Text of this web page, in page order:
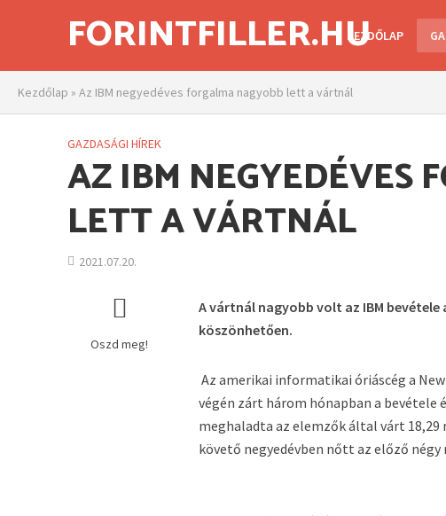
FORINTFILLER.HUKEZDŐLAP
Kezdőlap » Az IBM negyedéves forgalma nagyobb lett a vártnál
GAZDASÁGI HÍREK
AZ IBM NEGYEDÉVES
LETT A VÁRTNÁL
2021.07.20.
Oszd meg!
A vártnál nagyobb volt az IBM
köszönhetően.
Az amerikai informatikai óriáscég a
végén zárt három hónapban a bevétele
meghaladta az elemzők által várt
követő negyedévben nőtt az előző